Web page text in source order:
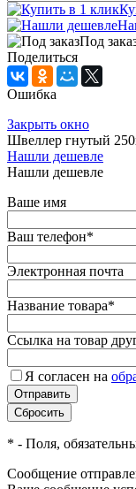
Под
Поделиться
Ошибка
Закрыть окно
Швеллер гнутый
Нашли дешевле
Нашли дешевле
Ваше имя
Ваш телефон*
Электронная почта
Название товара*
Ссылка на товар
Я согласен на
* - Поля,
Сообщение